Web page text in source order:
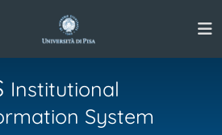
Institutional
System